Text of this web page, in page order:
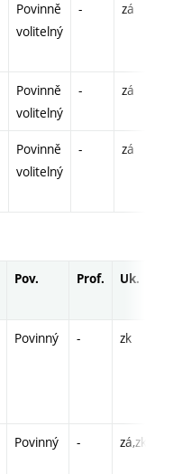
Povinně
volitelný
- zá
Povinně
volitelný
- zá
Povinně
volitelný
- zá
Pov. Prof. Uk.
Povinný - zk
Povinný - zá,zk